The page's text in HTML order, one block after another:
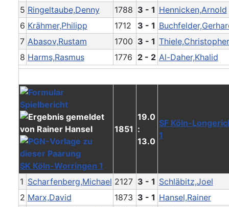
5 Ringeltaube,Denny 1788 3 - 1 Hennicken,Arnold
6 Krähmer,Philipp 1712 3 - 1
7 Abasov,Rustam 1700 3 - 1 Thiele,Christopher
8 Harms,Rasmus 1776 2 - 2 Al-Daher,Khalid
SK Köln-Worringen 1
1851
19.0
:
13.0
SF Köln-
1
1 Scharfenberg,Michael 2127 3 - 1 Schläbitz,Joel
2 Marx,David 1873 3 - 1 Hansel,Rainer